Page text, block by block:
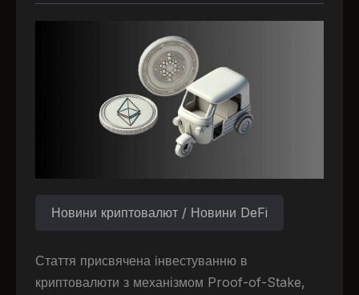
Новини криптовалют / Новини DeFi
Стаття присвячена інвестуванню в
криптовалюти з механізмом Proof-of-Stake,